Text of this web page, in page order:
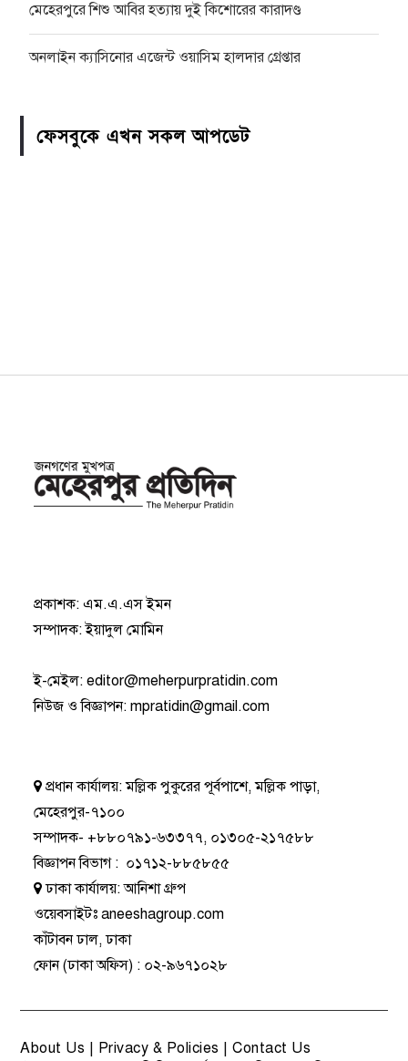
মেহেরপুরে শিশু আবির হত্যায় দুই কিশোরের কারাদণ্ড
অনলাইন ক্যাসিনোর এজেন্ট ওয়াসিম হালদার গ্রেপ্তার
ফেসবুকে এখন সকল আপডেট
প্রকাশক: এম.এ.এস ইমন
সম্পাদক: ইয়াদুল মোমিন
ই-মেইল:editor@meherpurpratidin.com
নিউজ ও বিজ্ঞাপন:mpratidin@gmail.com
প্রধান কার্যালয়:মল্লিক পুকুরের পূর্বপাশে, মল্লিক পাড়া,
মেহেরপুর-৭১০০
সম্পাদক- +৮৮০৭৯১-৬৩৩৭৭, ০১৩০৫-২১৭৫৮৮
বিজ্ঞাপন বিভাগ: ০১৭১২-৮৮৫৮৫৫
ঢাকা কার্যালয়:আনিশা গ্রুপ
ওয়েবসাইটঃaneeshagroup.com
কাঁটাবন ঢাল, ঢাকা
ফোন(ঢাকা অফিস) : ০২-৯৬৭১০২৮
About Us | Privacy & Policies |Contact Us